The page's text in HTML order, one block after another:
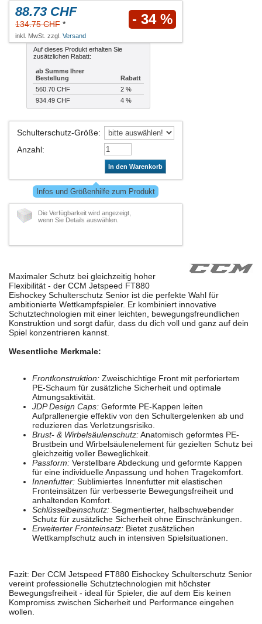
88.73 CHF
134.75 CHF * - 34 %
inkl. MwSt. zzgl. Versand
Auf dieses Produkt erhalten Sie
zusätzlichen Rabatt:
ab Summe Ihrer
Bestellung
Rabatt
560.70 CHF
2 %
934.49 CHF
4 %
Schulterschutz-Größe:
Anzahl:
In den Warenkorb
Infos und Größenhilfe zum Produkt
Die Verfügbarkeit wird angezeigt,
wenn Sie Details auswählen.
Maximaler Schutz bei gleichzeitig hoher
Flexibilität - der CCM Jetspeed FT880
Eishockey Schulterschutz Senior ist die perfekte Wahl für
ambitionierte Wettkampfspieler. Er kombiniert innovative
Schutztechnologien mit einer leichten, bewegungsfreundlichen
Konstruktion und sorgt dafür, dass du dich voll und ganz auf dein
Spiel konzentrieren kannst.
Wesentliche Merkmale:
Frontkonstruktion: Zweischichtige Front mit perforiertem
PE-Schaum für zusätzliche Sicherheit und optimale
Atmungsaktivität.
JDP Design Caps: Geformte PE-Kappen leiten
Aufprallenergie effektiv von den Schultergelenken ab und
reduzieren das Verletzungsrisiko.
Brust- & Wirbelsäulenschutz:Anatomisch geformtes PE-
Brustbein und Wirbelsäulenelement für gezielten Schutz bei
gleichzeitig voller Beweglichkeit.
Passform: Verstellbare Abdeckung und geformte Kappen
für eine individuelle Anpassung und hohen Tragekomfort.
Innenfutter: Sublimiertes Innenfutter mit elastischen
Fronteinsätzen für verbesserte Bewegungsfreiheit und
anhaltenden Komfort.
Schlüsselbeinschutz: Segmentierter, halbschwebender
Schutz für zusätzliche Sicherheit ohne Einschränkungen.
Erweiterter Fronteinsatz: Bietet zusätzlichen
Wettkampfschutz auch in intensiven Spielsituationen.
Fazit: Der CCM Jetspeed FT880 Eishockey Schulterschutz Senior
vereint professionelle Schutztechnologien mit höchster
Bewegungsfreiheit - ideal für Spieler, die auf dem Eis keinen
Kompromiss zwischen Sicherheit und Performance eingehen
wollen.